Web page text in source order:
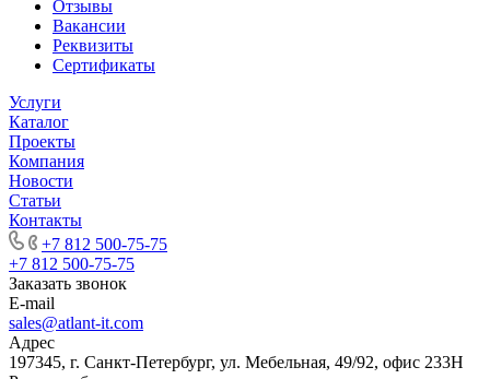
Отзывы
Вакансии
Реквизиты
Сертификаты
Услуги
Каталог
Проекты
Компания
Новости
Статьи
Контакты
+7 812 500-75-75
+7 812 500-75-75
Заказать звонок
E-mail
sales@atlant-it.com
Адрес
197345, г. Санкт-Петербург, ул. Мебельная, 49/92, офис 233Н